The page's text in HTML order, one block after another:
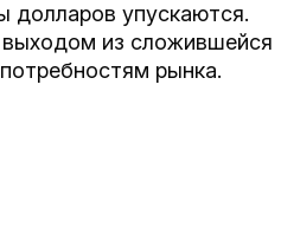
долларов упускаются.
из сложившейся
рынка.